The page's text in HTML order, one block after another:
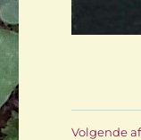
Volgende